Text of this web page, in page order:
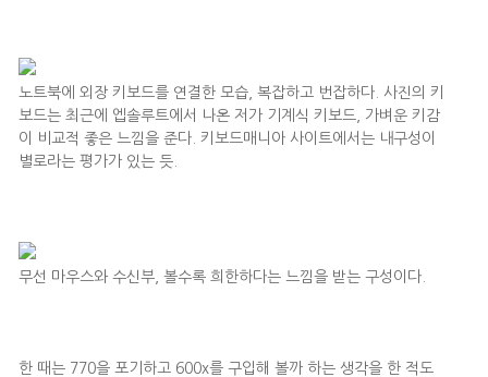
노트북에 외장 키보드를 연결한 모습, 복잡하고 번잡하다. 사진의 키
보드는 최근에 엡솔루트에서 나온 저가 기계식 키보드, 가벼운 키감
이 비교적 좋은 느낌을 준다. 키보드매니아 사이트에서는 내구성이
별로라는 평가가 있는 듯.
무선 마우스와 수신부, 볼수록 희한하다는 느낌을 받는 구성이다.
한 때는 770을 포기하고 600x를 구입해 볼까 하는 생각을 한 적도